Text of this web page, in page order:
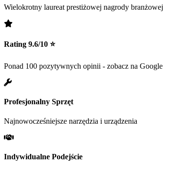
Wielokrotny laureat prestiżowej nagrody branżowej
Rating 9.6/10 ⭐
Ponad 100 pozytywnych opinii - zobacz na Google
Profesjonalny Sprzęt
Najnowocześniejsze narzędzia i urządzenia
Indywidualne Podejście